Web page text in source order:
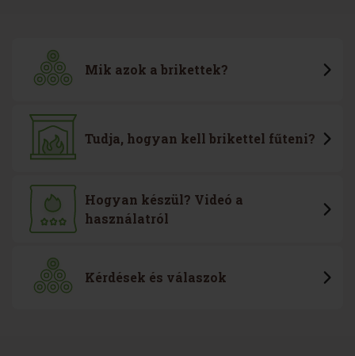
Mik azok a brikettek?
Tudja, hogyan kell brikettel fűteni?
Hogyan készül? Videó a
használatról
Kérdések és válaszok